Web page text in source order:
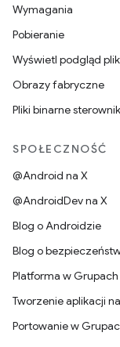
Wymagania
Pobieranie
Wyświetl podgląd
Obrazy fabryczne
Pliki binarne
SPOŁECZNOŚĆ
@Android na X
@AndroidDev na X
Blog o Androidzie
Blog o
Platforma w
Tworzenie aplikacji
Portowanie w